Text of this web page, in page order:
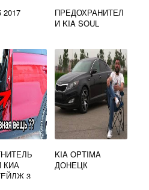
ПРЕДОХРАНИТЕЛ
И KIA SOUL
КИА
3
KIA OPTIMA
ДОНЕЦК